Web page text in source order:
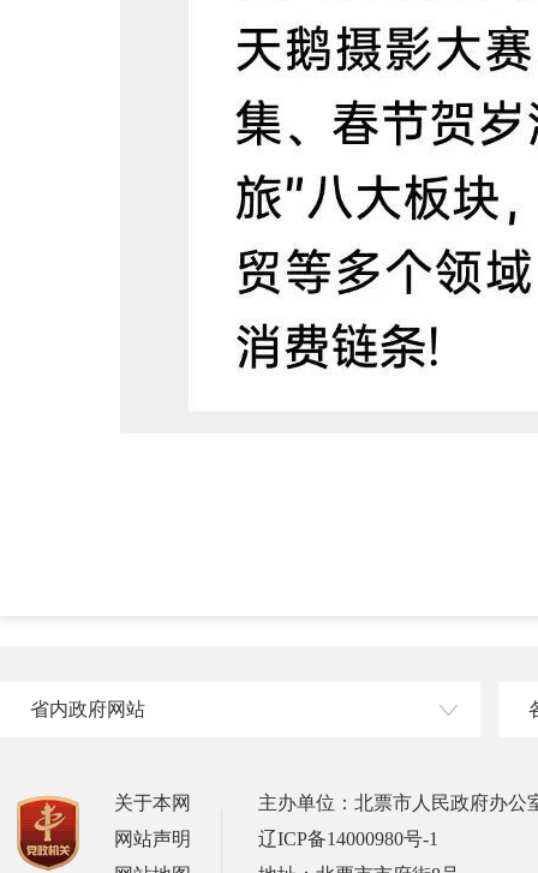
省内政府网站
关于本网
网站声明
主办单位：北票市人民政府办公
辽ICP备14000980号-1